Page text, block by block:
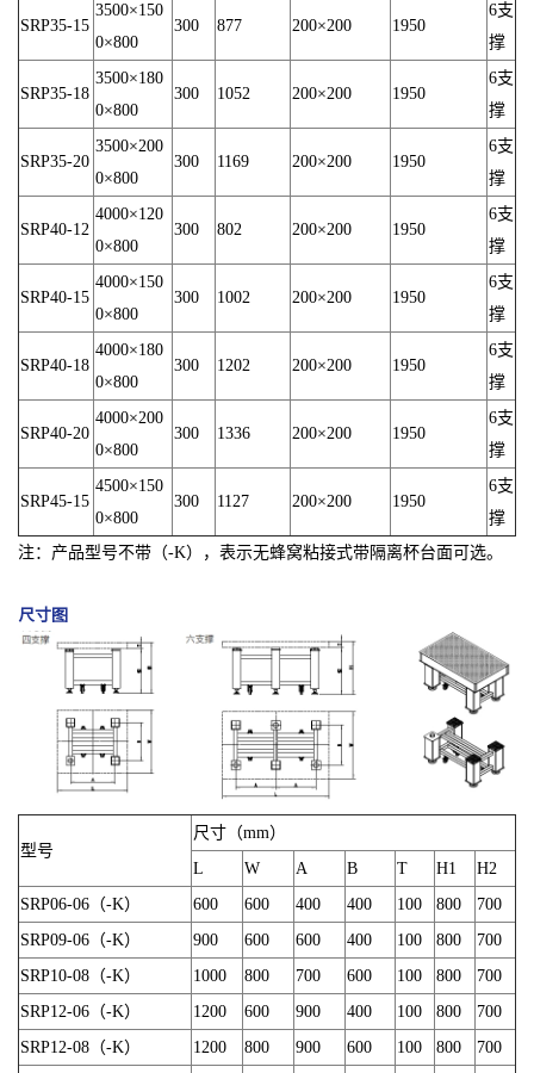
SRP35-15
3500×150
0×800
300 877 200×200 1950
6支
撑
SRP35-18
3500×180
0×800
300 1052 200×200 1950
6支
撑
SRP35-20
3500×200
0×800
300 1169 200×200 1950
6支
撑
SRP40-12
4000×120
0×800
300 802 200×200 1950
6支
撑
SRP40-15
4000×150
0×800
300 1002 200×200 1950
6支
撑
SRP40-18
4000×180
0×800
300 1202 200×200 1950
6支
撑
SRP40-20
4000×200
0×800
300 1336 200×200 1950
6支
撑
SRP45-15
4500×150
0×800
300 1127 200×200 1950
6支
撑
注：产品型号不带（-K），表示无蜂窝粘接式带隔离杯台面可选。
尺寸图
型号
尺寸（mm）
L
W A B T H1
H2
SRP06-06（-K）
600 600 400 400 100 800
700
SRP09-06（-K）
900 600 600 400 100 800
700
SRP10-08（-K）
1000 800 700 600 100 800
700
SRP12-06（-K）
1200 600 900 400 100 800
700
SRP12-08（-K）
1200 800 900 600 100 800
700